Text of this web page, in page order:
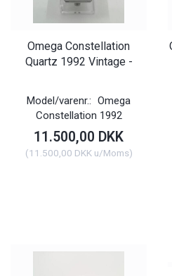
Omega Constellation
Quartz 1992 Vintage -
Model/varenr.: Omega
Constellation 1992
11.500,00 DKK
(11.500,00 DKKu/Moms)